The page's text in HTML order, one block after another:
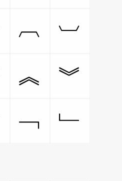
︹
︺
︽
︾
﹁ ﹂